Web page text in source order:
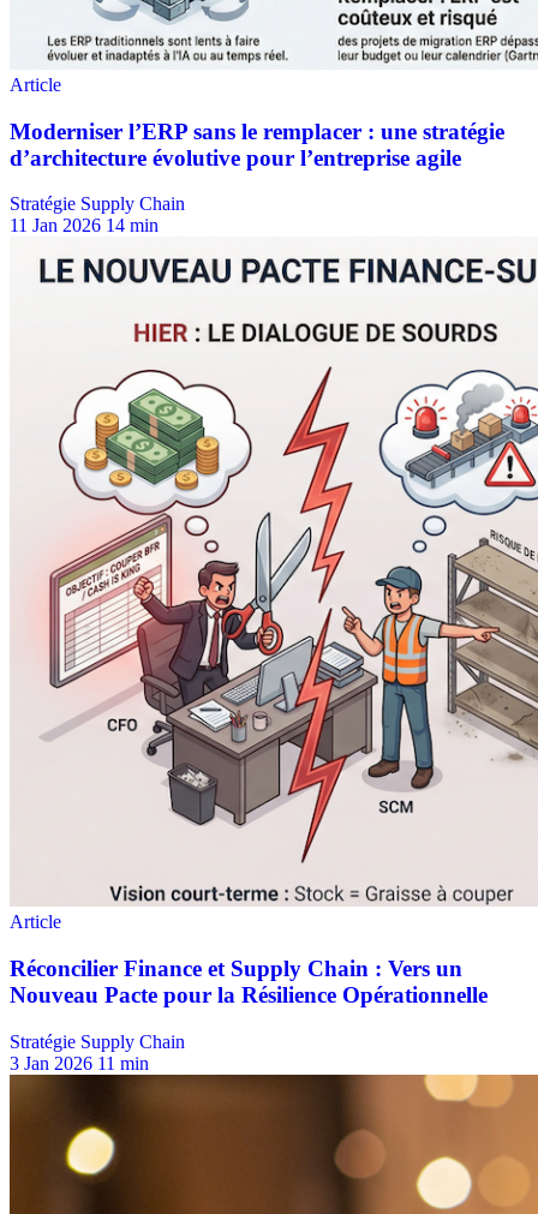
Stratégie Supply Chain
11 Jan 2026 14 min
Stratégie Supply Chain
3 Jan 2026 11 min